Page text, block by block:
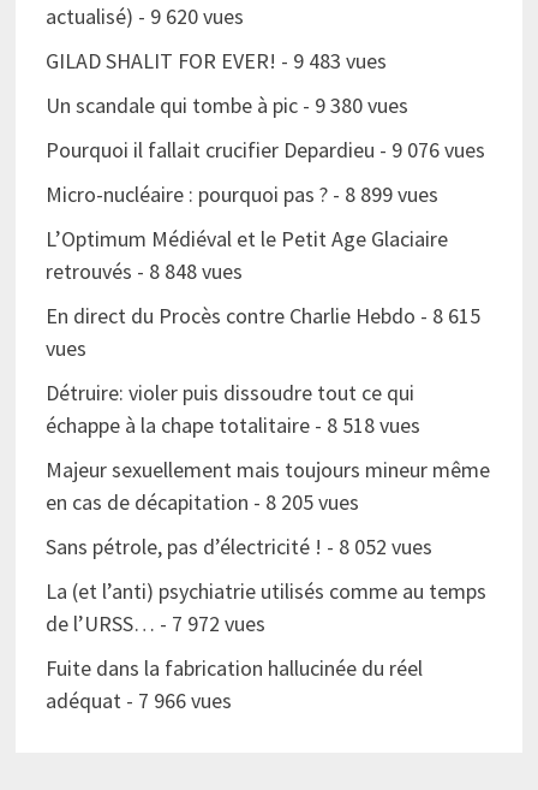
actualisé) - 9 620 vues
GILAD SHALIT FOR EVER! - 9 483 vues
Un scandale qui tombe à pic- 9 380 vues
Pourquoi il fallait crucifier Depardieu - 9 076 vues
Micro-nucléaire : pourquoi pas ?- 8 899 vues
L’Optimum Médiéval et le Petit Age Glaciaire
retrouvés - 8 848 vues
En direct du Procès contre Charlie Hebdo - 8 615
vues
Détruire: violer puis dissoudre tout ce qui
échappe à la chape totalitaire- 8 518 vues
Majeur sexuellement mais toujours mineur même
en cas de décapitation - 8 205 vues
Sans pétrole, pas d’électricité ! - 8 052 vues
La (et l’anti) psychiatrie utilisés comme au temps
de l’URSS… - 7 972 vues
Fuite dans la fabrication hallucinée du réel
adéquat- 7 966 vues